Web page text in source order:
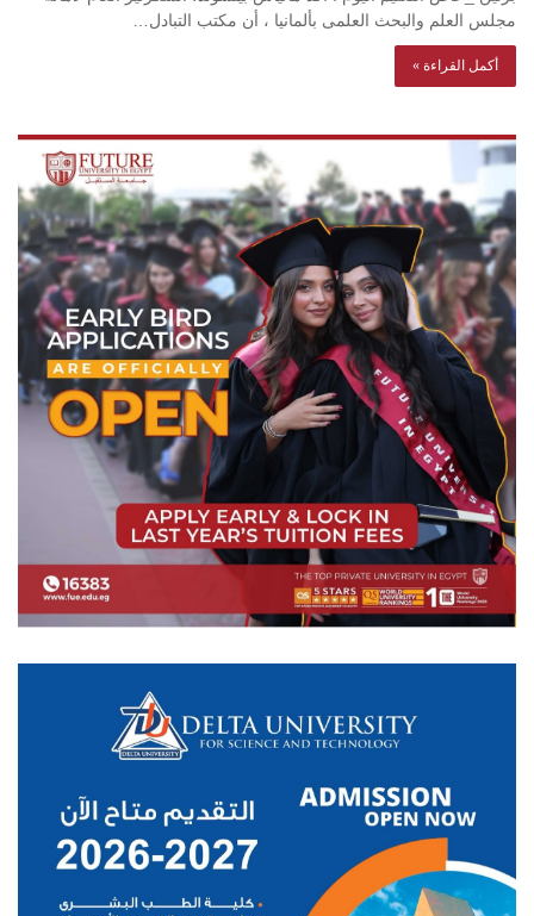
مجلس العلم والبحث العلمى بألمانيا ، أن مكتب التبادل…
أكمل القراءة »